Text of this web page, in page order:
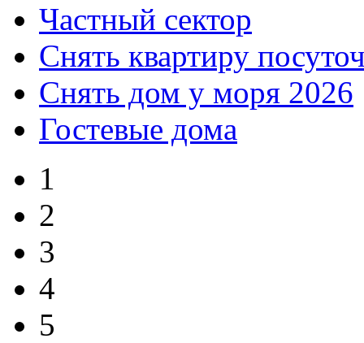
Частный сектор
Снять квартиру
Снять дом у моря 2026
Гостевые дома
1
2
3
4
5